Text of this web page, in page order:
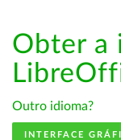
Obter a
Outro idioma?
INTERFACE